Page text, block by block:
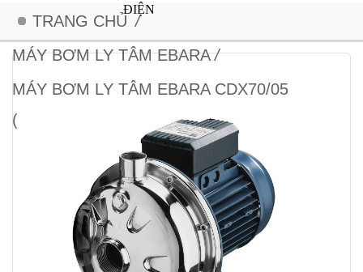
ĐIỆN
TRANG CHỦ /
MÁY BƠM LY TÂM EBARA /
MÁY BƠM LY TÂM EBARA CDX70/05
(0.4KW)